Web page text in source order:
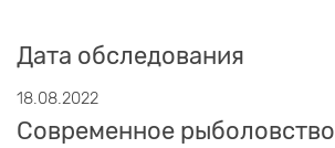
Дата обследования
18.08.2022
Современное рыболовство